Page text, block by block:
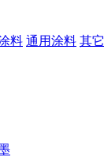
料 通用涂料 其